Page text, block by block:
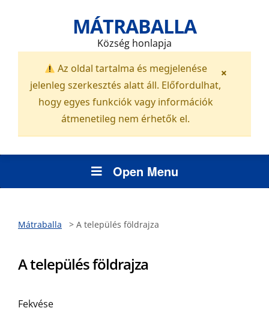
MÁTRABALLA
Község honlapja
Az oldal tartalma és megjelenése
jelenleg szerkesztés alatt áll. Előfordulhat,
hogy egyes funkciók vagy információk
átmenetileg nem érhetők el.
×
Open Menu
Mátraballa > A település földrajza
A település földrajza
Fekvése